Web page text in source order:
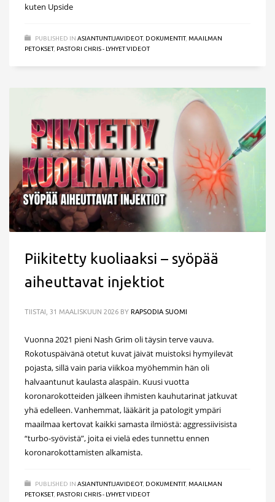
kuten Upside
PUBLISHED IN ASIANTUNTIJAVIDEOT, DOKUMENTIT, MAAILMAN
PETOKSET, PASTORI CHRIS - LYHYET VIDEOT
Piikitetty kuoliaaksi – syöpää
aiheuttavat injektiot
TIISTAI, 31 MAALISKUUN 2026 BY RAPSODIA SUOMI
Vuonna 2021 pieni Nash Grim oli täysin terve vauva.
Rokotuspäivänä otetut kuvat jäivät muistoksi hymyilevät
pojasta, sillä vain paria viikkoa myöhemmin hän oli
halvaantunut kaulasta alaspäin. Kuusi vuotta
koronarokotteiden jälkeen ihmisten kauhutarinat jatkuvat
yhä edelleen. Vanhemmat, lääkärit ja patologit ympäri
maailmaa kertovat kaikki samasta ilmiöstä: aggressiivisista
“turbo-syövistä”, joita ei vielä edes tunnettu ennen
koronarokottamisten alkamista.
PUBLISHED IN ASIANTUNTIJAVIDEOT, DOKUMENTIT, MAAILMAN
PETOKSET, PASTORI CHRIS - LYHYET VIDEOT